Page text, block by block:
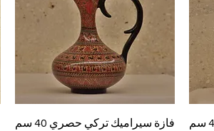
العرض السريع
فازة سيراميك تركي حصري 40 سم